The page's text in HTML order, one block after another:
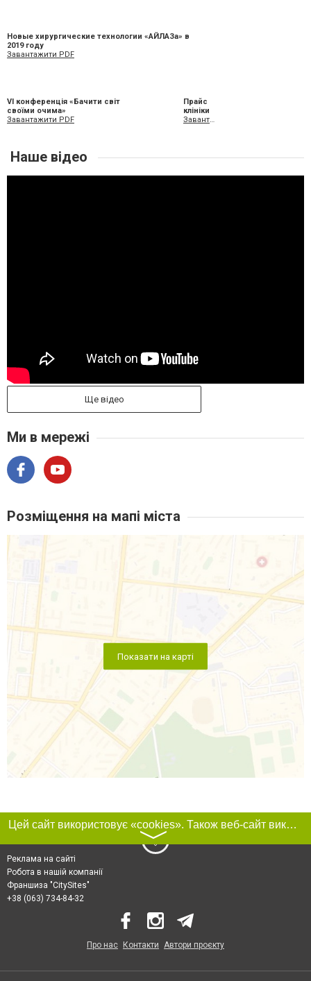
Новые хирургические технологии «АЙЛАЗа» в
2019 году
Завантажити PDF
VI конференція «Бачити світ
своїми очима»
Завантажити PDF
Прайс
клініки
Наше відео
Ще відео
Ми в мережі
Розміщення на мапі міста
Показати на карті
Цей сайт використовує «cookies». Також веб-сайт використовує інтернет-сервіс для збору технічних даних стосовно відвідувачів з метою отримання маркетингової та статистичної інформації. Умови обробки даних відвідувачів сайту див.
〉
Реклама на сайті
Робота в нашій компанії
Франшиза "CitySites"
+38 (063) 734-84-32
Про нас Контакти Автори проєкту